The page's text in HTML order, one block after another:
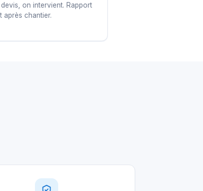
on intervient. Rapport
après chantier.